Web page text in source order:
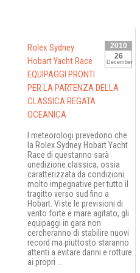
2010
26
December
Rolex Sydney
Hobart Yacht Race
EQUIPAGGI PRONTI
PER LA PARTENZA DELLA
CLASSICA REGATA
OCEANICA
I meteorologi prevedono che
la Rolex Sydney Hobart Yacht
Race di questanno sarà
unedizione classica, ossia
caratterizzata da condizioni
molto impegnative per tutto il
tragitto verso sud fino a
Hobart. Viste le previsioni di
vento forte e mare agitato, gli
equipaggi in gara non
cercheranno di stabilire nuovi
record ma piuttosto staranno
attenti a evitare danni e rotture
ai propri ...